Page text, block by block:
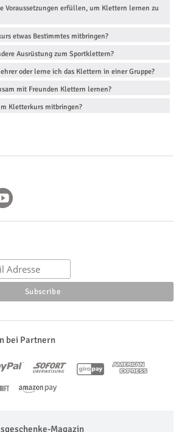
Voraussetzungen erfüllen, um Klettern lernen zu
etwas Bestimmtes mitbringen?
Ausrüstung zum Sportklettern?
oder lerne ich das Klettern in einer Gruppe?
mit Freunden Klettern lernen?
Kletterkurs mitbringen?
bei Partnern
Magazin